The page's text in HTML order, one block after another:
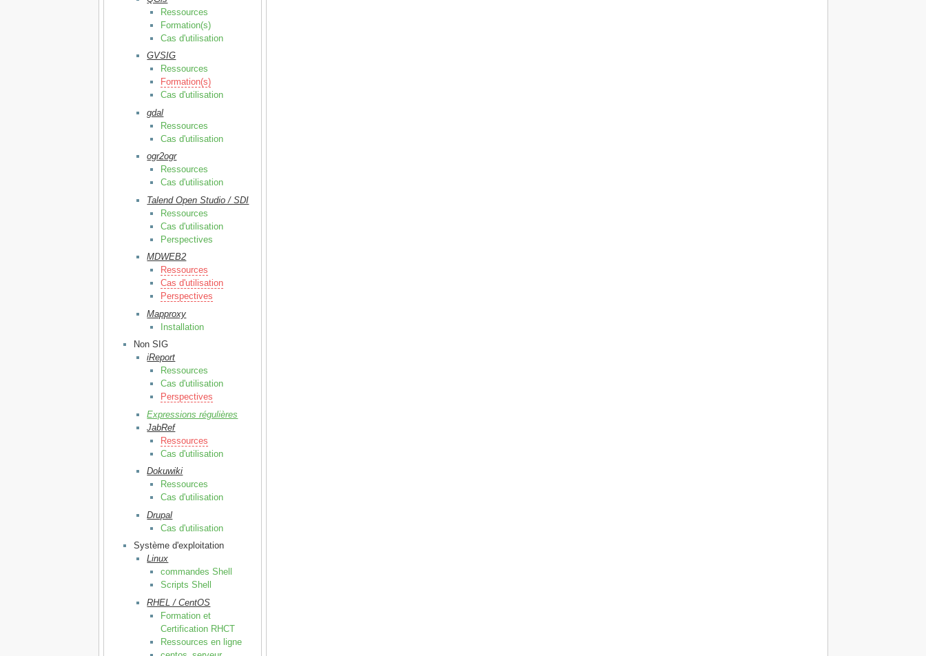
Ressources
Formation(s)
Cas d'utilisation
GVSIG
Ressources
Formation(s)
Cas d'utilisation
gdal
Ressources
Cas d'utilisation
ogr2ogr
Ressources
Cas d'utilisation
Talend Open Studio / SDI
Ressources
Cas d'utilisation
Perspectives
MDWEB2
Ressources
Cas d'utilisation
Perspectives
Mapproxy
Installation
Non SIG
iReport
Ressources
Cas d'utilisation
Perspectives
Expressions régulières
JabRef
Ressources
Cas d'utilisation
Dokuwiki
Ressources
Cas d'utilisation
Drupal
Cas d'utilisation
Système d'exploitation
Linux
commandes Shell
Scripts Shell
RHEL / CentOS
Formation et
Certification RHCT
Ressources en ligne